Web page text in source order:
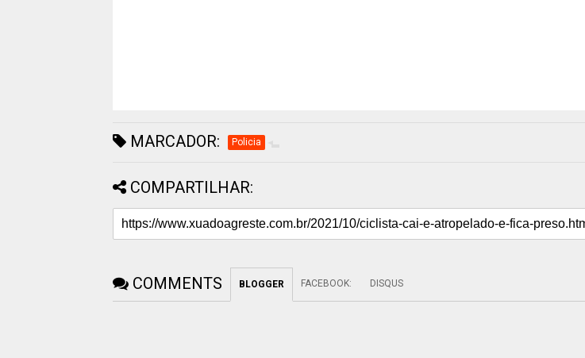
MARCADOR: Policia
COMPARTILHAR:
COMMENTS BLOGGER FACEBOOK: DISQUS